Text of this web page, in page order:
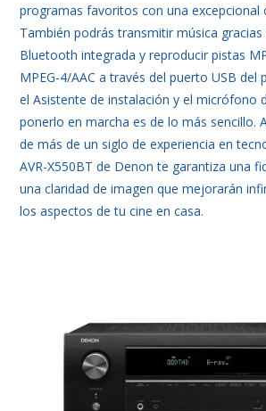
programas favoritos con una excepcional
También podrás transmitir música
Bluetooth integrada y reproducir pistas
MPEG-4/AAC a través del puerto USB del
el Asistente de instalación y el micrófono
ponerlo en marcha es de lo más sencillo.
de más de un siglo de experiencia en
AVR-X550BT de Denon te garantiza una
una claridad de imagen que mejorarán
los aspectos de tu cine en casa.